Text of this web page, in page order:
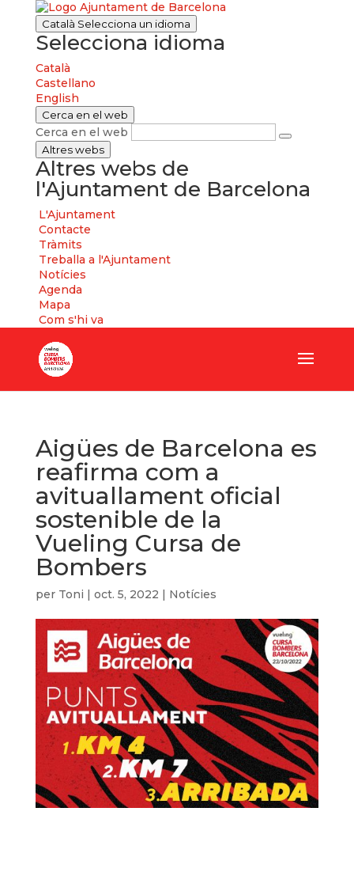
Català Selecciona un idioma
Selecciona idioma
Català
Castellano
English
Cerca en el web
Cerca en el web
Altres webs
Altres webs de
l'Ajuntament de Barcelona
L'Ajuntament
Contacte
Tràmits
Treballa a l'Ajuntament
Notícies
Agenda
Mapa
Com s'hi va
Aigües de Barcelona es
reafirma com a
avituallament oficial
sostenible de la
Vueling Cursa de
Bombers
per Toni | oct. 5, 2022 | Notícies